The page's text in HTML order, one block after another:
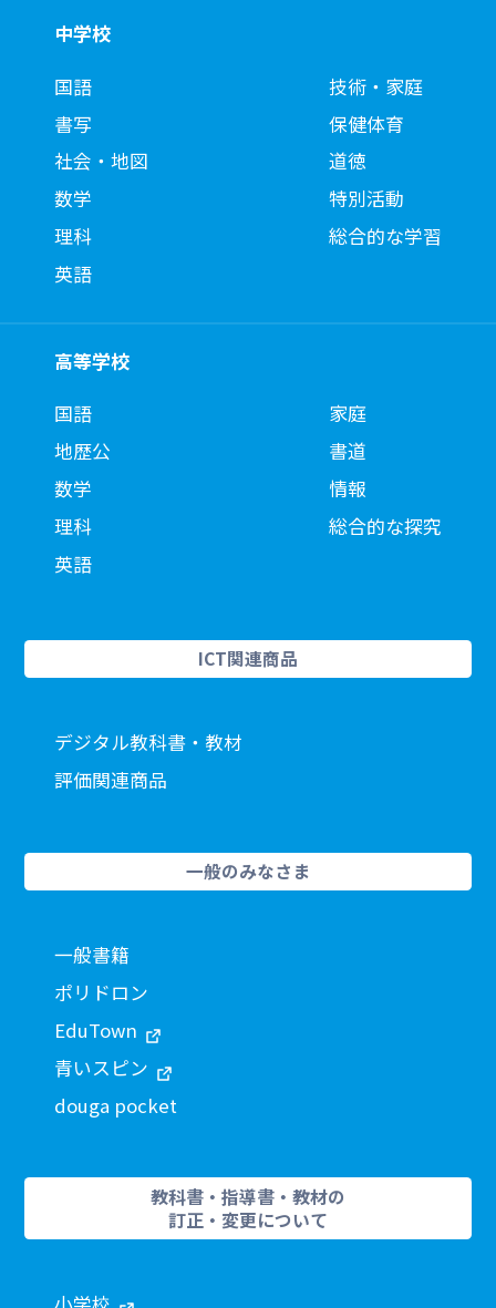
中学校
国語
書写
社会・地図
数学
理科
英語
技術・家庭
保健体育
道徳
特別活動
総合的な学習
高等学校
国語
地歴公
数学
理科
英語
家庭
書道
情報
総合的な探究
ICT関連商品
デジタル教科書・教材
評価関連商品
一般のみなさま
一般書籍
ポリドロン
EduTown
青いスピン
douga pocket
教科書・指導書・教材の
訂正・変更について